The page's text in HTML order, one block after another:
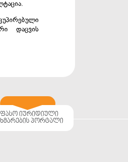
დაცვის
იურიდიული
პორტალი